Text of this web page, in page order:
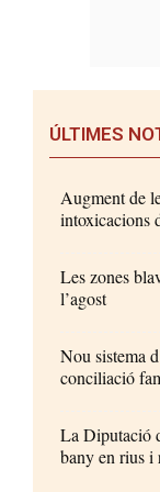
ÚLTIMES
Augment de
intoxicacions
Les zones
l’agost
Nou sistema
conciliació
La Diputació
bany en rius i